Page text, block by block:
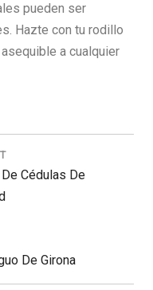
pueden ser
Hazte con tu rodillo
a cualquier
Cédulas De
De Girona